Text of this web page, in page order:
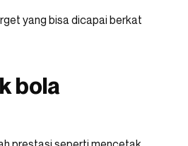
yang bisa dicapai berkat
bola